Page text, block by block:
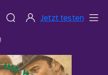
Jetzt testen